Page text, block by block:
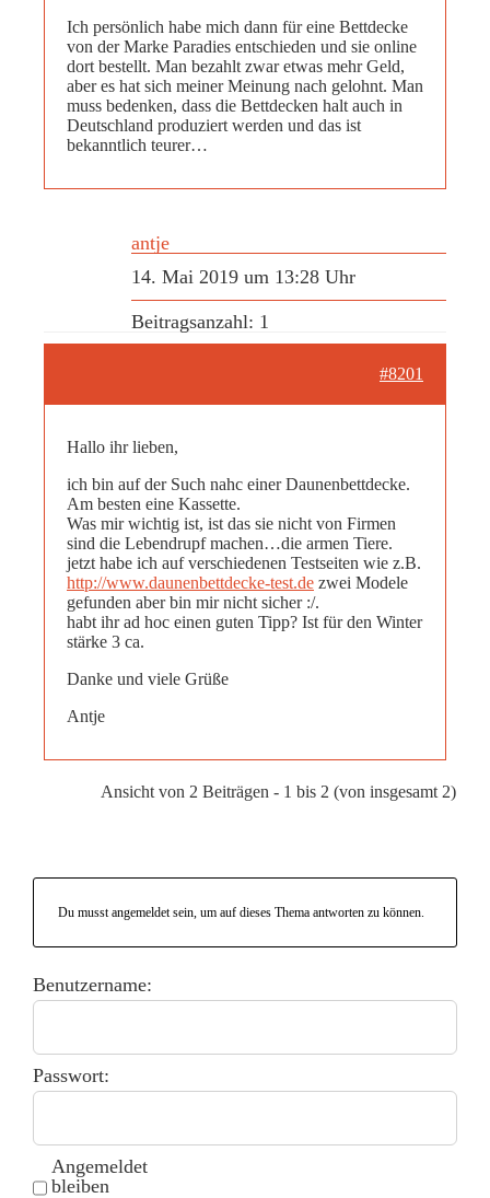
Ich persönlich habe mich dann für eine Bettdecke
von der Marke Paradies entschieden und sie online
dort bestellt. Man bezahlt zwar etwas mehr Geld,
aber es hat sich meiner Meinung nach gelohnt. Man
muss bedenken, dass die Bettdecken halt auch in
Deutschland produziert werden und das ist
bekanntlich teurer…
antje
14. Mai 2019 um 13:28 Uhr
Beitragsanzahl: 1
#8201
Hallo ihr lieben,
ich bin auf der Such nahc einer Daunenbettdecke.
Am besten eine Kassette.
Was mir wichtig ist, ist das sie nicht von Firmen
sind die Lebendrupf machen…die armen Tiere.
jetzt habe ich auf verschiedenen Testseiten wie z.B.
http://www.daunenbettdecke-test.de zwei Modele
gefunden aber bin mir nicht sicher :/.
habt ihr ad hoc einen guten Tipp? Ist für den Winter
stärke 3 ca.
Danke und viele Grüße
Antje
Ansicht von 2 Beiträgen - 1 bis 2 (von insgesamt 2)
Du musst angemeldet sein, um auf dieses Thema antworten zu können.
Benutzername:
Passwort:
Angemeldet
bleiben